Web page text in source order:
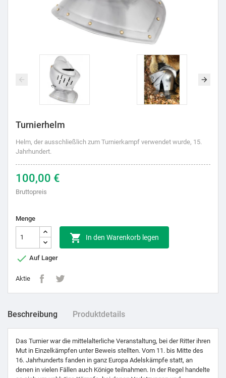
Turnierhelm
Helm, der ausschließlich zum Turnierkampf verwendet wurde, 15.
Jahrhundert.
100,00 €
Bruttopreis
Menge
 In den Warenkorb legen
 Auf Lager
Aktie
Beschreibung Produktdetails
Das Turnier war die mittelalterliche Veranstaltung, bei der Ritter ihren
Mut in Einzelkämpfen unter Beweis stellten. Vom 11. bis Mitte des
16. Jahrhunderts fanden in ganz Europa Adelskämpfe statt, an
denen in vielen Fällen auch Könige teilnahmen. In der Regel handelte